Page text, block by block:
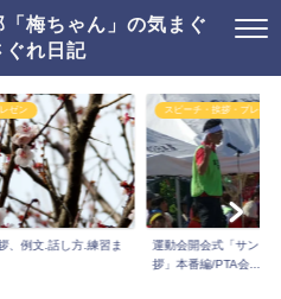
梅ちゃん」の気まぐ
ぐれ日記
ゼン
、例文.話し方.練習ま
スピーチ・挨拶・プレゼン
運動会開会式「サンシ
拶」本番編/PTA会...